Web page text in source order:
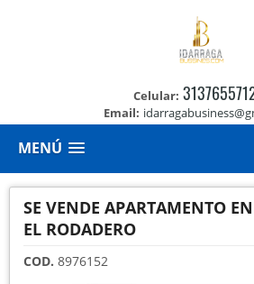
Celular:
Email:
MENÚ
SE VENDE APARTAMENTO
EL RODADERO
COD. 8976152